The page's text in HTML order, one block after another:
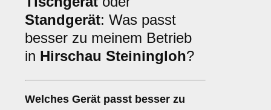
Standgerät: Was passt
besser zu meinem Betrieb
in Hirschau Steiningloh?
Welches Gerät passt besser zu